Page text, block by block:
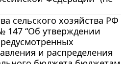
сельского хозяйства РФ
147 “Об утверждении
и распределения